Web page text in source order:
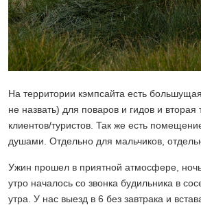
На территории кэмпсайта есть
не назвать) для поваров и гидов и вторая
клиентов/туристов. Так же есть
душами. Отдельно для мальчиков,
Ужин прошел в приятной атмосфере,
утро началось со звонка будильника в
утра. У нас выезд в 6 без завтрака и